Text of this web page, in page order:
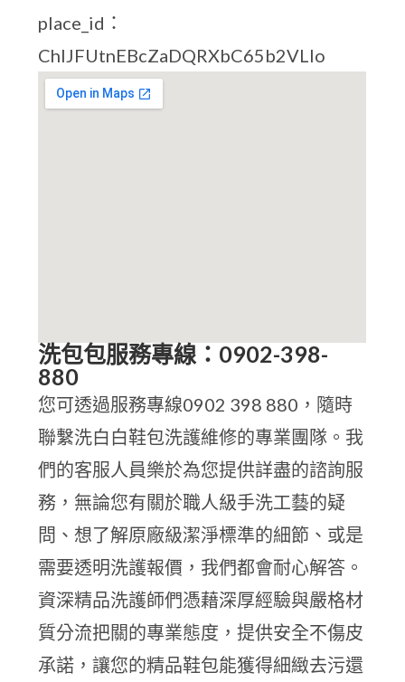
place_id：
ChIJFUtnEBcZaDQRXbC65b2VLIo
洗包包服務專線：0902-398-
880
您可透過服務專線0902 398 880，隨時
聯繫洗白白鞋包洗護維修的專業團隊。我
們的客服人員樂於為您提供詳盡的諮詢服
務，無論您有關於職人級手洗工藝的疑
問、想了解原廠級潔淨標準的細節、或是
需要透明洗護報價，我們都會耐心解答。
資深精品洗護師們憑藉深厚經驗與嚴格材
質分流把關的專業態度，提供安全不傷皮
承諾，讓您的精品鞋包能獲得細緻去污還